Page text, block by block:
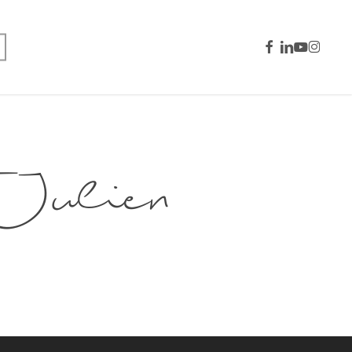
facebook
linkedin
youtubeinstagram